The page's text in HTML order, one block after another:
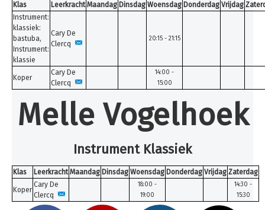
Klas Leerkracht Maandag Dinsdag Woensdag Donderdag Vrijdag
Instrument:
klassiek:
bastuba,
Instrument:
klassie
Cary De
Clercq
20:15 - 21:15
Koper
Cary De
Clercq
14:00 -
15:00
Melle Vogelhoek
Instrument Klassiek
Klas Leerkracht Maandag Dinsdag Woensdag Donderdag Vrijdag Zaterdag
Koper
Cary De
Clercq
18:00 -
19:00
14:30 -
15:30